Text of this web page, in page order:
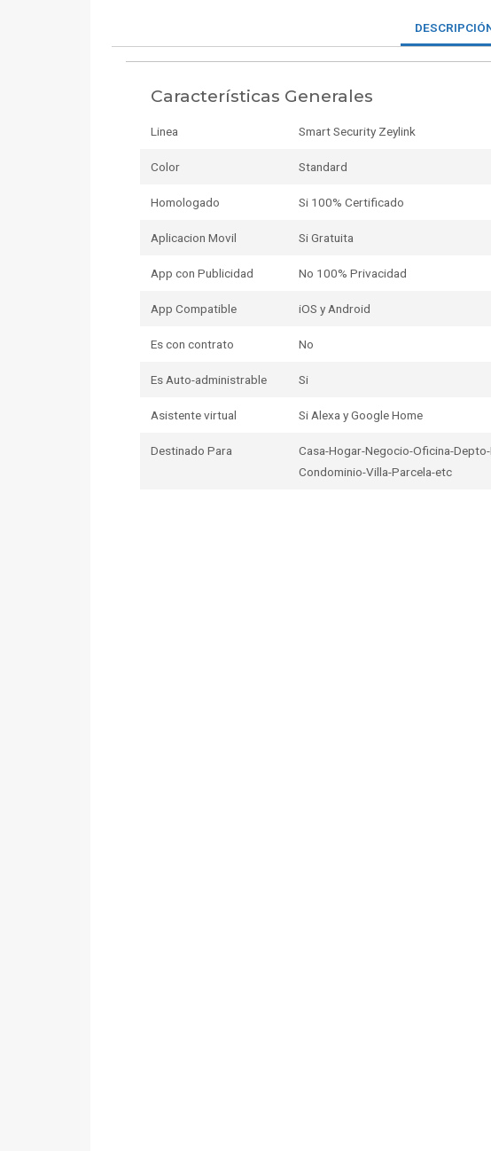
Características Generales
Linea Smart Security Zeylink
Color Standard
Homologado Si 100% Certificado
Aplicacion Movil Si Gratuita
App con Publicidad No 100% Privacidad
App Compatible iOS y Android
Es con contrato No
Es Auto-administrable Si
Asistente virtual Si Alexa y Google Home
Destinado Para
Casa-Hogar-Negocio-Oficina-
Condominio-Villa-Parcela-etc